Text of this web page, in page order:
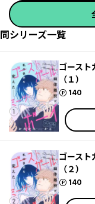
同シリーズ一覧
ゴース
（１）
140
ポイント
ゴース
（２）
140
ポイント